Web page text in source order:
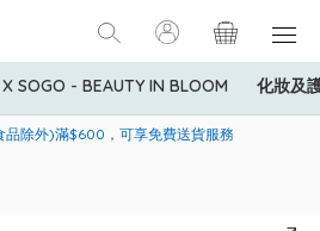
X SOGO - BEAUTY IN BLOOM 化妝及
卡會員購物禮遇：高達5%簽賬回贈！
品除外)滿$600，可享免費送貨服務
指定商品，若訂單金額少於HK$600(折